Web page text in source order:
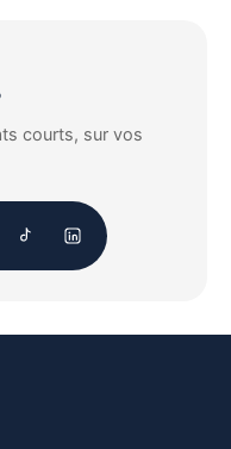
courts, sur vos